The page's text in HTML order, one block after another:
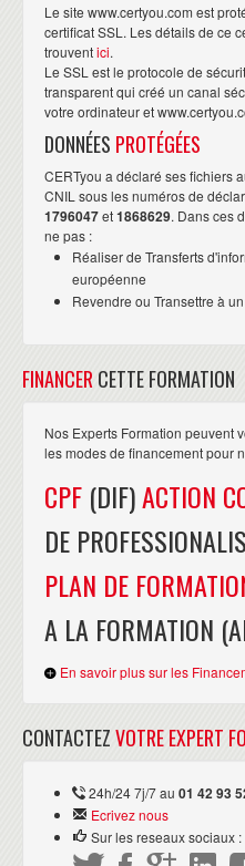
Le site www.certyou.com est
certificat SSL. Les détails de ce
trouventici.
Le SSL est le protocole de
transparent qui créé un canal
votre ordinateur et
DONNÉES PROTÉGÉES
CERTyou a déclaré ses fichiers
CNIL sous les numéros de
1796047et1868629. Dans ces
ne pas :
Réaliser de Transferts
européenne
Revendre ou Transettre à
FINANCER CETTE FORMATION
Nos Experts Formation peuvent
les modes de financement pour
CPF (DIF)ACTION
DE
PLAN DE
A LA FORMATION
En savoir plus sur les
CONTACTEZVOTRE EXPERT
24h/24 7j/7 au 01 42 93
Ecrivez nous
Sur les reseaux sociaux :